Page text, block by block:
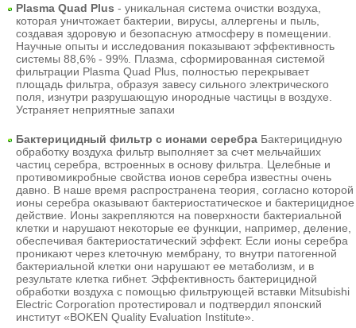
Plasma Quad Plus - уникальная система очистки воздуха,
которая уничтожает бактерии, вирусы, аллергены и пыль,
создавая здоровую и безопасную атмосферу в помещении.
Научные опыты и исследования показывают эффективность
системы 88,6% - 99%. Плазма, сформированная системой
фильтрации Plasma Quad Plus, полностью перекрывает
площадь фильтра, образуя завесу сильного электрического
поля, изнутри разрушающую инородные частицы в воздухе.
Устраняет неприятные запахи
Бактерицидный фильтр с ионами серебра Бактерицидную
обработку воздуха фильтр выполняет за счет мельчайших
частиц серебра, встроенных в основу фильтра. Целебные и
противомикробные свойства ионов серебра известны очень
давно. В наше время распространена теория, согласно которой
ионы серебра оказывают бактериостатическое и бактерицидное
действие. Ионы закрепляются на поверхности бактериальной
клетки и нарушают некоторые ее функции, например, деление,
обеспечивая бактериостатический эффект. Если ионы серебра
проникают через клеточную мембрану, то внутри патогенной
бактериальной клетки они нарушают ее метаболизм, и в
результате клетка гибнет. Эффективность бактерицидной
обработки воздуха с помощью фильтрующей вставки Mitsubishi
Electric Corporation протестировал и подтвердил японский
институт «BOKEN Quality Evaluation Institute».